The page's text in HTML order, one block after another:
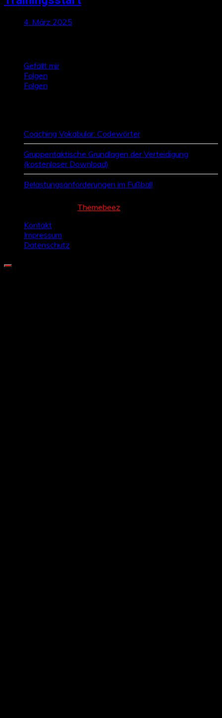
4. März 2025
Gefällt mir
Folgen
Folgen
Coaching Vokabular: Codewörter
Gruppentaktische Grundlagen der Verteidigung
(kostenloser Download)
Belastungsanforderungen im Fußball
Themebeez
Kontakt
Impressum
Datenschutz